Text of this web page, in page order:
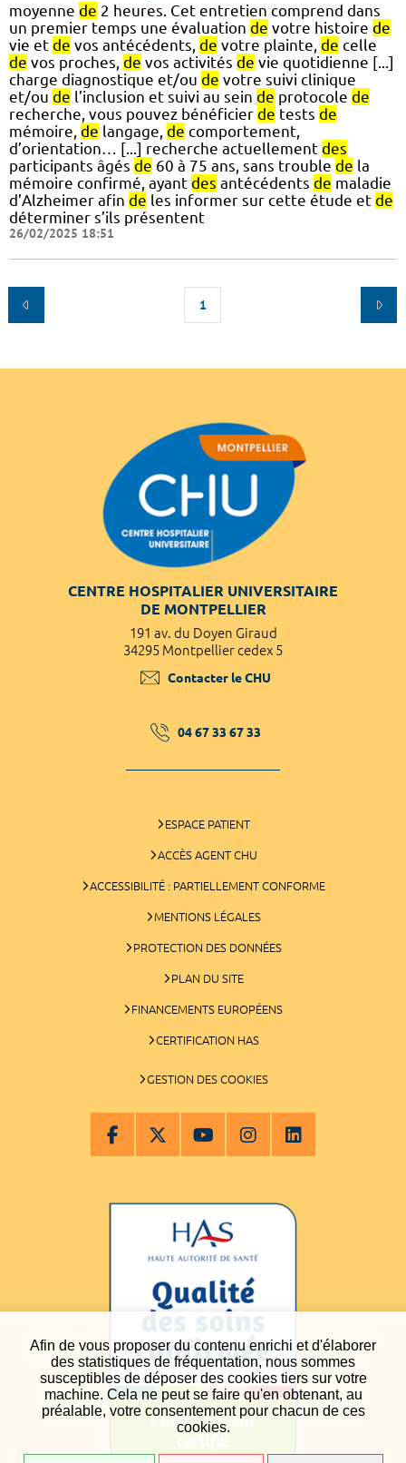
Afin de vous proposer du contenu enrichi et d'élaborer
des statistiques de fréquentation, nous sommes
susceptibles de déposer des cookies tiers sur votre
machine. Cela ne peut se faire qu'en obtenant, au
préalable, votre consentement pour chacun de ces
cookies.
moyenne de 2 heures. Cet entretien comprend dans
un premier temps une évaluation de votre histoire de
vie et de vos antécédents, de votre plainte, de celle
de vos proches, de vos activités de vie quotidienne [...]
charge diagnostique et/ou de votre suivi clinique
et/ou de l’inclusion et suivi au sein de protocole de
recherche, vous pouvez bénéficier de tests de
mémoire, de langage, de comportement,
d’orientation… [...] recherche actuellement des
participants âgés de 60 à 75 ans, sans trouble de la
mémoire confirmé, ayant des antécédents de maladie
d’Alzheimer afin de les informer sur cette étude et de
déterminer s’ils présentent
26/02/2025 18:51
1
CENTRE HOSPITALIER UNIVERSITAIRE
DE MONTPELLIER
191 av. du Doyen Giraud
34295 Montpellier cedex 5
Contacter le CHU
04 67 33 67 33
ESPACE PATIENT
ACCÈS AGENT CHU
ACCESSIBILITÉ : PARTIELLEMENT CONFORME
MENTIONS LÉGALES
PROTECTION DES DONNÉES
PLAN DU SITE
FINANCEMENTS EUROPÉENS
CERTIFICATION HAS
GESTION DES COOKIES